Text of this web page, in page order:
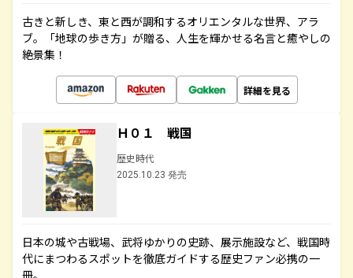
古きと新しき、東と西が調和するオリエンタルな世界、アラ
ブ。「地球の歩き方」が贈る、人生を輝かせる名言と癒やしの
絶景集！
詳細を見る
Ｈ０１ 戦国
歴史時代
2025.10.23 発売
日本の城や古戦場、武将ゆかりの史跡、展示施設など、戦国時
代にまつわるスポットを徹底ガイドする歴史ファン必携の一
冊。